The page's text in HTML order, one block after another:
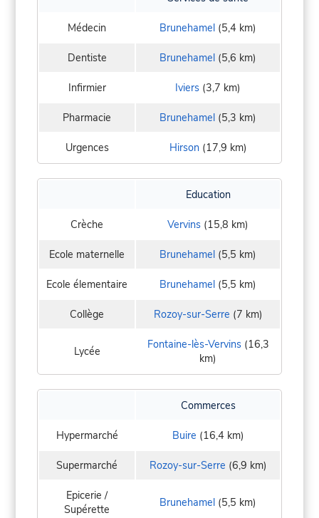
Médecin Brunehamel (5,4 km)
Dentiste Brunehamel (5,6 km)
Infirmier Iviers (3,7 km)
Pharmacie Brunehamel (5,3 km)
Urgences Hirson(17,9 km)
Education
Crèche Vervins (15,8 km)
Ecole maternelle Brunehamel (5,5 km)
Ecole élementaire Brunehamel (5,5 km)
Collège Rozoy-sur-Serre (7 km)
Lycée Fontaine-lès-Vervins(16,3
km)
Commerces
Hypermarché Buire (16,4 km)
Supermarché Rozoy-sur-Serre (6,9 km)
Epicerie /
Supérette
Brunehamel (5,5 km)